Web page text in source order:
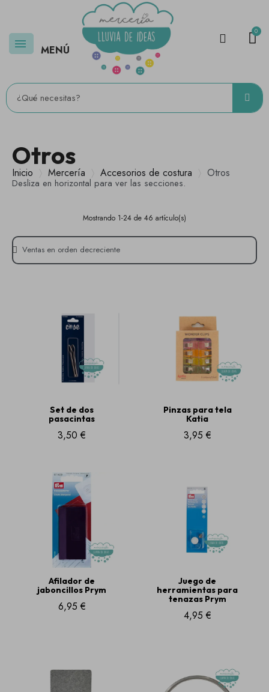
MENÚ
Otros
Inicio Mercería Accesorios de costura Otros
Desliza en horizontal para ver las secciones.
Mostrando 1-24 de 46 artículo(s)
Set de dos
pasacintas
3,50 €
Pinzas para tela
Katia
3,95 €
Afilador de
jaboncillos Prym
6,95 €
Juego de
herramientas para
tenazas Prym
4,95 €